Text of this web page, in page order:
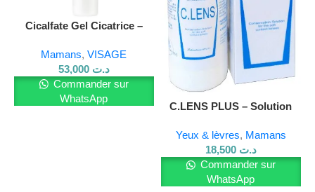
Cicalfate Gel Cicatrice –
marques
Mamans,VISAGE
د.ت 53,000
Commander sur
WhatsApp
C.LENS PLUS – Solution
Yeux & lèvres, Mamans
د.ت 18,500
Commander sur
WhatsApp